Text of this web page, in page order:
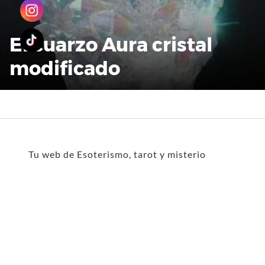
El cuarzo Aura cristal
modificado
Tu web de Esoterismo, tarot y misterio